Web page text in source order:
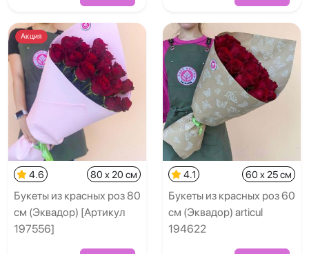
Акция
4.6 80 x 20 см
Букеты из красных роз 80
см (Эквадор) [Артикул
197556]
4.1 60 x 25 см
Букеты из красных роз 60
см (Эквадор) articul
194622